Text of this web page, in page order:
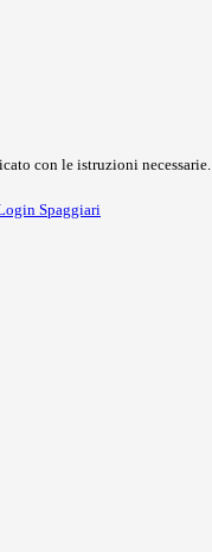
con le istruzioni necessarie.
Spaggiari